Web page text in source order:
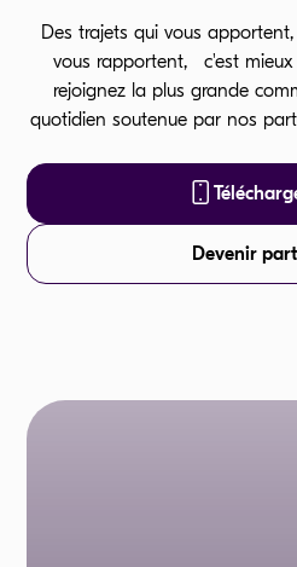
Des trajets qui vous
vous rapportent, c'est mieux
rejoignez la plus grande
quotidien soutenue par nos
Devenir